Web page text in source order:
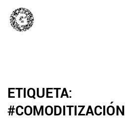
ETIQUETA: